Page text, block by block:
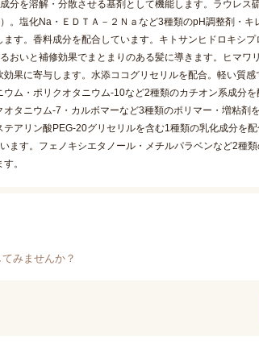
分を溶解・分散させる基剤として機能します。ラウレス
。塩化Na・ＥＤＴＡ－２Ｎａなど3種類のpH調整剤・キ
す。香料成分を配合しています。キトサンヒドロキシ
おいと補修効果でまとまりのある髪に導きます。ヒマワ
果に寄与します。水添ココグリセリルを配合。軽い質
ム・ポリクオタニウム-10など2種類のカチオン系成分
タニウム-7・カルボマーなど3種類のポリマー・増粘剤
アリン酸PEG-20グリセリルを含む1種類の乳化成分を
ます。フェノキシエタノール・メチルパラベンなど2種類
。
みませんか？